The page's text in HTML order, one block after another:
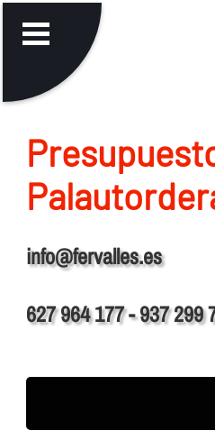
info@fervalles.es
627 964 177 - 937 299